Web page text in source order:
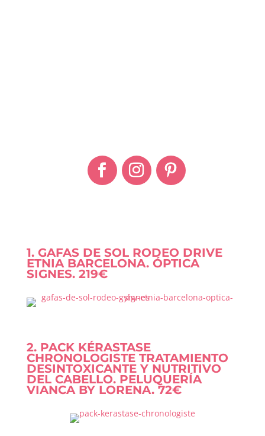
1. GAFAS DE SOL RODEO DRIVE
ETNIA BARCELONA. ÓPTICA
SIGNES. 219€
2. PACK KÉRASTASE
CHRONOLOGISTE TRATAMIENTO
DESINTOXICANTE Y NUTRITIVO
DEL CABELLO. PELUQUERÍA
VIANCA BY LORENA. 72€